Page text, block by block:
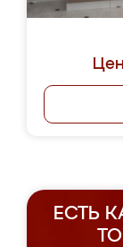
ЕСТЬ